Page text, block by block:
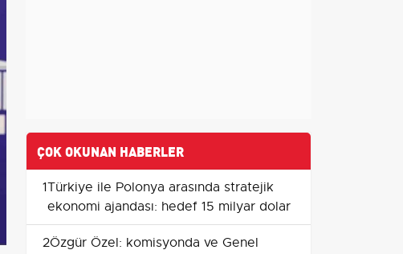
ÇOK OKUNAN HABERLER
1Türkiye ile Polonya arasında stratejik
ekonomi ajandası: hedef 15 milyar dolar
2Özgür Özel: komisyonda ve Genel